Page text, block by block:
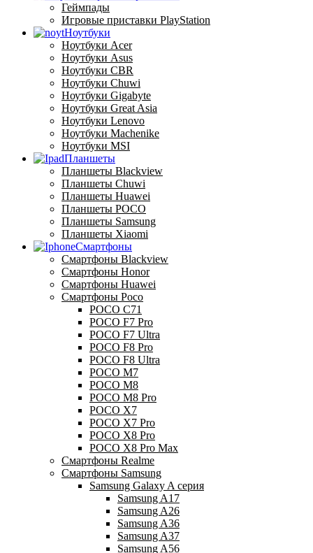
Геймпады
Игровые приставки PlayStation
Ноутбуки
Ноутбуки Acer
Ноутбуки Asus
Ноутбуки CBR
Ноутбуки Chuwi
Ноутбуки Gigabyte
Ноутбуки Great Asia
Ноутбуки Lenovo
Ноутбуки Machenike
Ноутбуки MSI
Планшеты
Планшеты Blackview
Планшеты Chuwi
Планшеты Huawei
Планшеты POCO
Планшеты Samsung
Планшеты Xiaomi
Смартфоны
Смартфоны Blackview
Смартфоны Honor
Смартфоны Huawei
Смартфоны Poco
POCO C71
POCO F7 Pro
POCO F7 Ultra
POCO F8 Pro
POCO F8 Ultra
POCO M7
POCO M8
POCO M8 Pro
POCO X7
POCO X7 Pro
POCO X8 Pro
POCO X8 Pro Max
Смартфоны Realme
Смартфоны Samsung
Samsung Galaxy A серия
Samsung A17
Samsung A26
Samsung A36
Samsung A37
Samsung A56